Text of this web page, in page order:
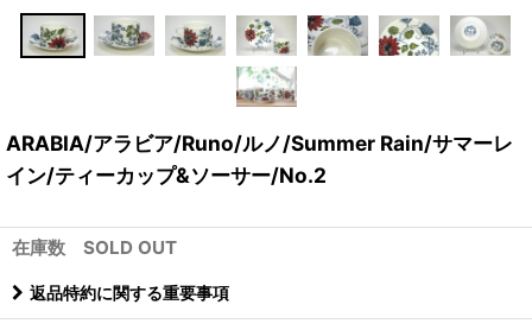
ARABIA/アラビア/Runo/ルノ/Summer Rain/サマーレ
イン/ティーカップ&ソーサー/No.2
在庫数 SOLD OUT
返品特約に関する重要事項